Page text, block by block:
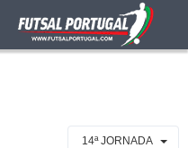
14ª JORNADA